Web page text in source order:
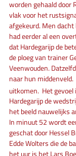
worden gehaald door
vlak voor het
afgekeurd. Men
had eerder al een
dat Hardegarijp de
de ploeg van trainer
Veenwouden.
naar hun
uitkomen. Het gevoel
Hardegarijp de
het beeld nauwelijks
In minuut 52 wordt
geschat door Hessel
Edde Wolters die de
het uur is het Lars